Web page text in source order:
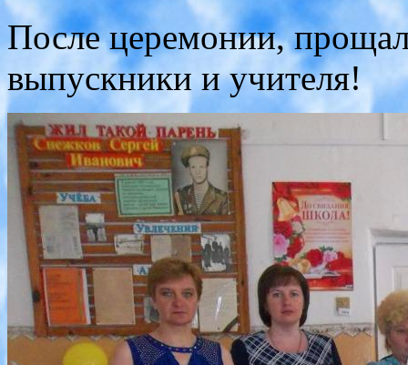
После церемонии,
выпускники и учителя!